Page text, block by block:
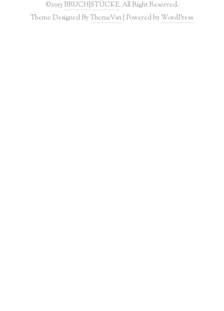
©2015 BRUCH|STÜCKE. All Right Reserved.
Theme Designed ByThemeVan | Powered by WordPress